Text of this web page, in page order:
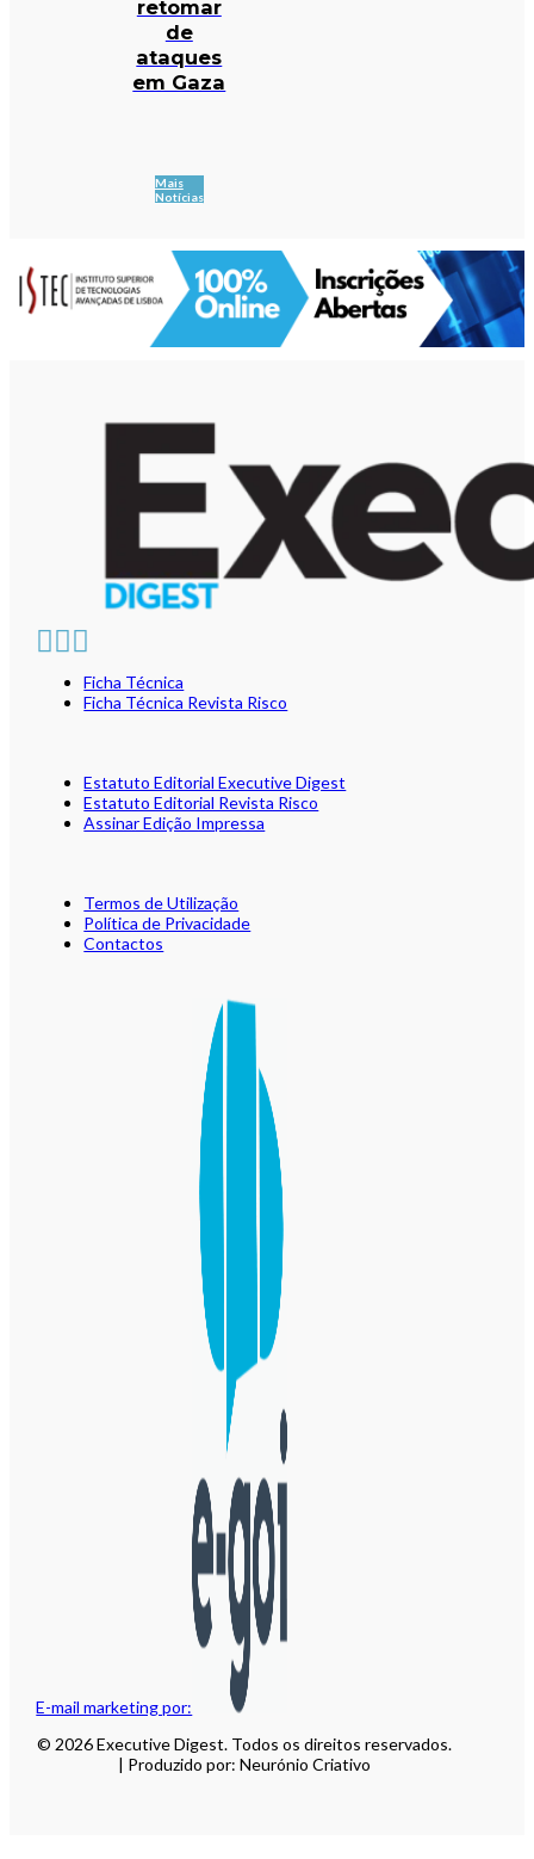
retomar
de
ataques
em Gaza
Mais
Notícias
E-mail marketing por:
Ficha Técnica
Ficha Técnica Revista Risco
Estatuto Editorial Executive Digest
Estatuto Editorial Revista Risco
Assinar Edição Impressa
Termos de Utilização
Política de Privacidade
Contactos
© 2026 Executive Digest. Todos os direitos reservados.
| Produzido por: Neurónio Criativo